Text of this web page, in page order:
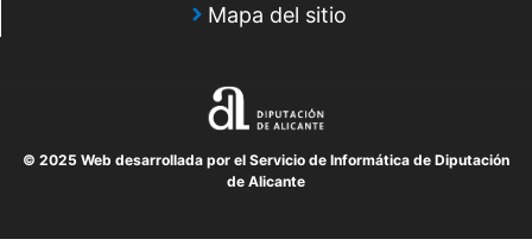
Mapa del sitio
© 2025 Web desarrollada por el Servicio de Informática de Diputación
de Alicante